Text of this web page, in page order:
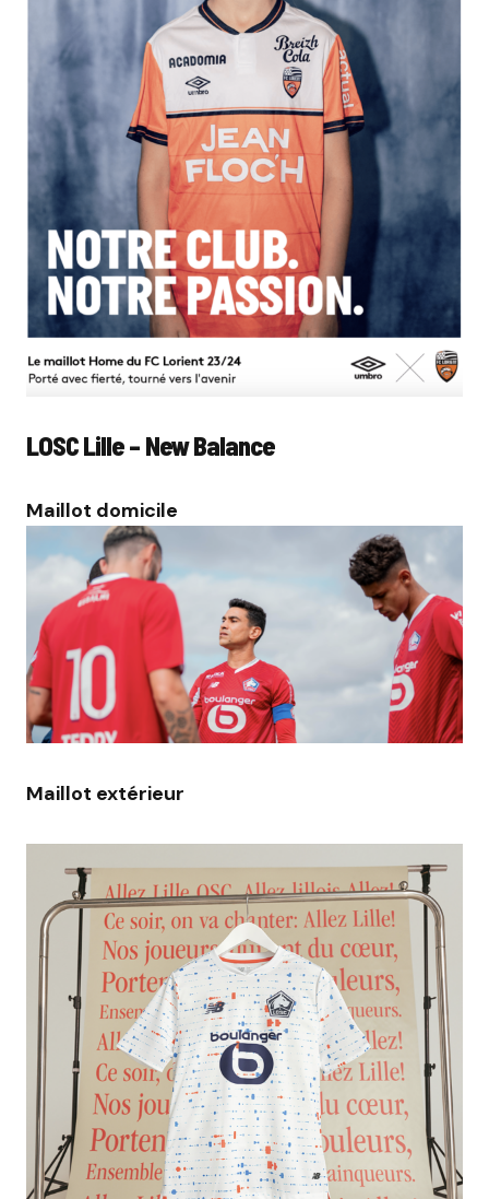
LOSC Lille – New Balance
Maillot domicile
Maillot extérieur